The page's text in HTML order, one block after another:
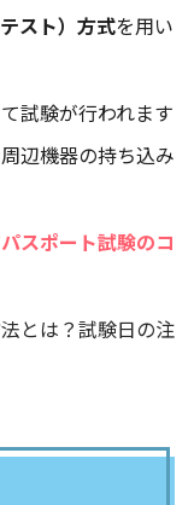
スト）方式を用い
試験が行われます
辺機器の持ち込み
スポート試験のコ
とは？試験日の注